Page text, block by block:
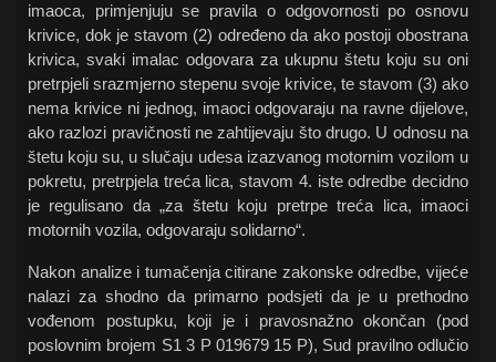
imaoca, primjenjuju se pravila o odgovornosti po osnovu
krivice, dok je stavom (2) određeno da ako postoji obostrana
krivica, svaki imalac odgovara za ukupnu štetu koju su oni
pretrpjeli srazmjerno stepenu svoje krivice, te stavom (3) ako
nema krivice ni jednog, imaoci odgovaraju na ravne dijelove,
ako razlozi pravičnosti ne zahtijevaju što drugo. U odnosu na
štetu koju su, u slučaju udesa izazvanog motornim vozilom u
pokretu, pretrpjela treća lica, stavom 4. iste odredbe decidno
je regulisano da „za štetu koju pretrpe treća lica, imaoci
motornih vozila, odgovaraju solidarno“.
Nakon analize i tumačenja citirane zakonske odredbe, vijeće
nalazi za shodno da primarno podsjeti da je u prethodno
vođenom postupku, koji je i pravosnažno okončan (pod
poslovnim brojem S1 3 P 019679 15 P), Sud pravilno odlučio